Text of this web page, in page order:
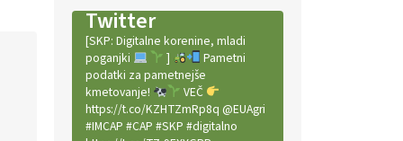
Twitter
[SKP: Digitalne korenine, mladi
poganjki
]
Pametni
podatki za pametnejše
kmetovanje!
VEČ
https://t.co/KZHTZmRp8q @EUAgri
#IMCAP #CAP #SKP #digitalno